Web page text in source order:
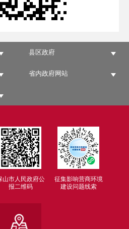
县区政府
省内政府网站
山市人民政府公
报二维码
征集影响营商环境
建设问题线索